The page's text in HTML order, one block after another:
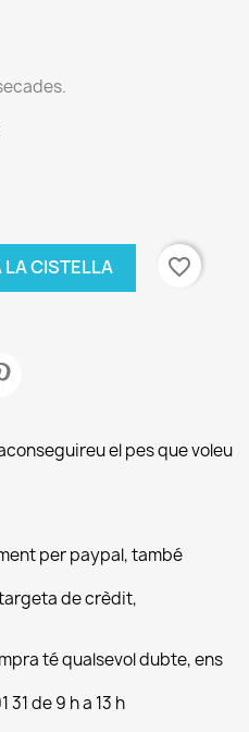
LA CISTELLA
favorite_border
el pes que voleu
per paypal, també
de crèdit,
té qualsevol dubte, ens
de 9 h a 13 h